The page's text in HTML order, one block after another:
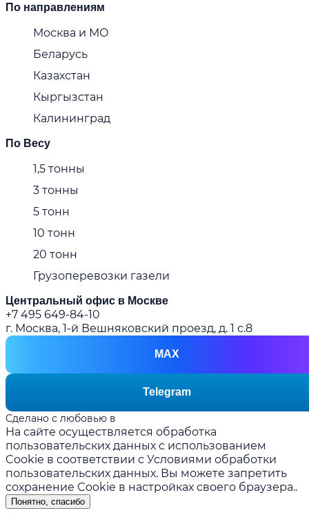
По направлениям
Москва и МО
Беларусь
Казахстан
Кыргызстан
Калининград
По Весу
1,5 тонны
3 тонны
5 тонн
10 тонн
20 тонн
Грузоперевозки газели
Центральный офис в Москве
+7 495 649-84-10
г. Москва, 1-й Вешняковский проезд, д. 1 с.8
MAX
Telegram
Сделано с любовью в
На сайте осуществляется обработка
пользовательских данных с использованием
Cookie в соответствии с Условиями обработки
пользовательских данных. Вы можете запретить
сохранение Cookie в настройках своего браузера..
Понятно, спасибо